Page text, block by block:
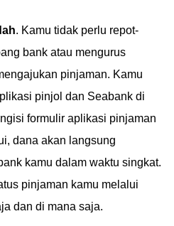
. Kamu tidak perlu repot-
bank atau mengurus
pinjaman. Kamu
pinjol dan Seabank di
formulir aplikasi pinjaman
dana akan langsung
kamu dalam waktu singkat.
pinjaman kamu melalui
dan di mana saja.